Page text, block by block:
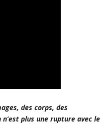
des corps, des
plus une rupture avec le